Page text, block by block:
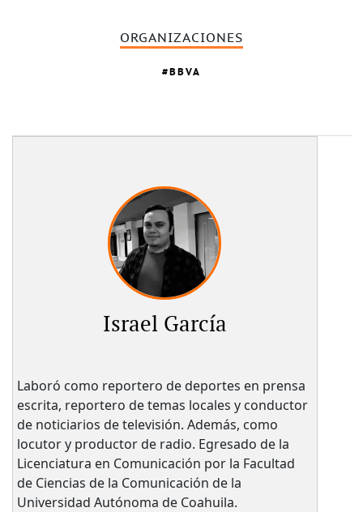
ORGANIZACIONES
BBVA
Israel García
Laboró como reportero de deportes en prensa
escrita, reportero de temas locales y conductor
de noticiarios de televisión. Además, como
locutor y productor de radio. Egresado de la
Licenciatura en Comunicación por la Facultad
de Ciencias de la Comunicación de la
Universidad Autónoma de Coahuila.